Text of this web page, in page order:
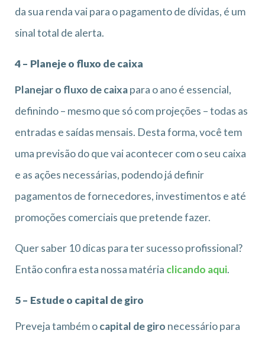
da sua renda vai para o pagamento de dívidas, é um
sinal total de alerta.
4 – Planeje o fluxo de caixa
Planejar o fluxo de caixapara o ano é essencial,
definindo – mesmo que só com projeções – todas as
entradas e saídas mensais. Desta forma, você tem
uma previsão do que vai acontecer com o seu caixa
e as ações necessárias, podendo já definir
pagamentos de fornecedores, investimentos e até
promoções comerciais que pretende fazer.
Quer saber 10 dicas para ter sucesso profissional?
Então confira esta nossa matéria clicando aqui.
5 – Estude o capital de giro
Preveja também ocapital de giro necessário para